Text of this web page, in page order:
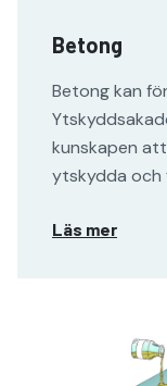
Betong
Betong kan
kunskapen
ytskydda och
Läs mer